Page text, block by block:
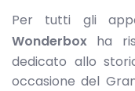
Per tutti gli
Wonderbox ha
dedicato allo
occasione del